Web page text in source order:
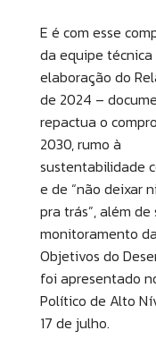
E é com esse
da equipe técnica
elaboração do
de 2024 –
repactua o
2030, rumo à
sustentabilidade
e de “não deixar
pra trás”, além
monitoramento
Objetivos do
foi apresentado
Político de Alto
17 de julho.